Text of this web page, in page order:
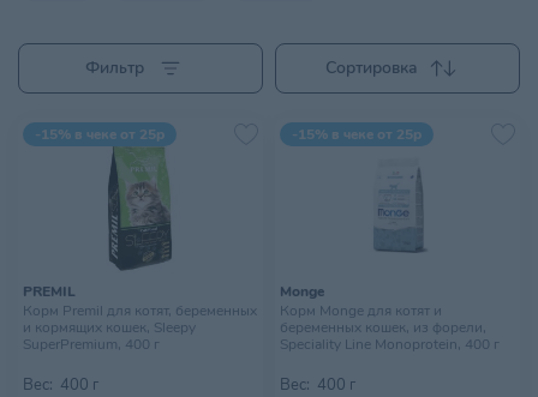
Фильтр Сортировка
-15% в чеке от 25р
PREMIL
Корм Premil для котят, беременных
и кормящих кошек, Sleepy
SuperPremium, 400 г
Вес: 400 г
-15% в чеке от 25р
Monge
Корм Monge для котят и
беременных кошек, из форели,
Speciality Line Monoprotein, 400 г
Вес: 400 г